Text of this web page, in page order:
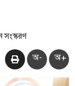
সংস্করণ
অ- অ+